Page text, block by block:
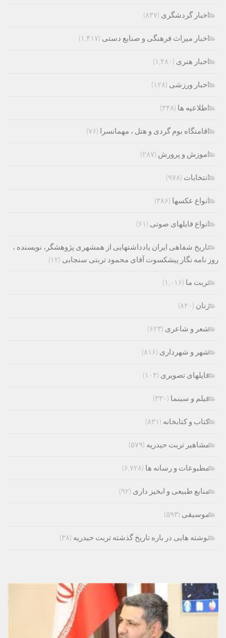
اخبار گردشگری (۸۳۷)
اخبار میراث فرهنگی و صنایع دستی (۱,۴۱۷)
اخبار هنری (۱,۴۸۰)
اخبار ورزشی (۱۲۸)
اطلاعیه ها (۳۴۸)
اقامتگاه بوم گردی و هتل ، مهمانسرا (۷۶)
اموزش و پرورش (۲۸۷)
انتخابات (۹۷۸)
انواع عکسها (۳۸۶)
انواع فایلهای صوتی (۶۱)
تاریخ شفاهی ایران یادداشتهایی از همشهری پژوهشگر، نویسنده ،
روز نامه نگار پیشکسوت آقای محمود تربتی سنجابی (۱۲)
تربت ما (۱,۰۱۶)
زنان (۸۲۰)
شعر و شاعری (۶۲۳)
شهر و شهرداری (۸۱۶)
فایلهای تصویری (۱۰۴)
فیلم و سینما (۳۳۰)
کتاب و کتابخانه (۸۳۱)
مشاهیر تربت حیدریه (۵۷۹)
مطبوعات و رسانه ها (۶,۷۲۸)
منابع طبیعی و ابخیز داری (۹۲)
موسیقی (۵۹۳)
نوشته هایی در باره تاریخ گذشته تربت حیدریه (۳۸)